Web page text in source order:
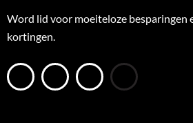
Word lid voor moeiteloze besparingen
kortingen.